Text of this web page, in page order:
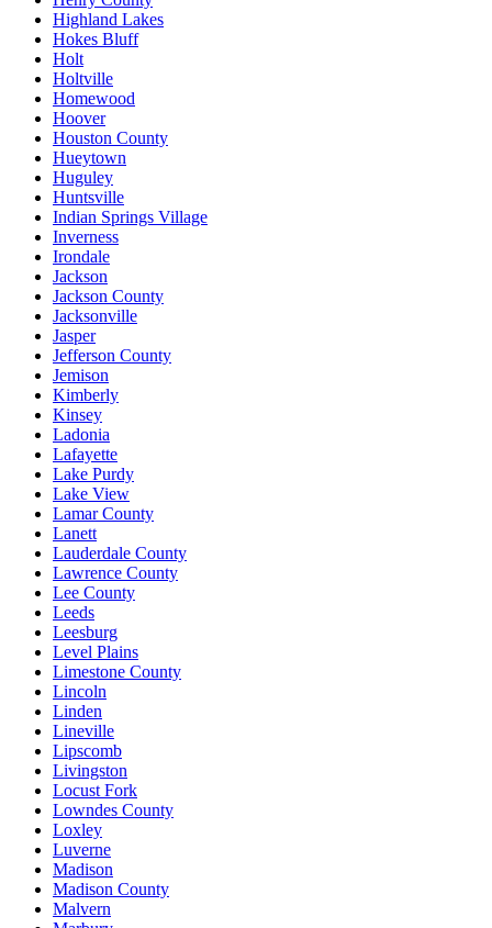
Highland Lakes
Hokes Bluff
Holt
Holtville
Homewood
Hoover
Houston County
Hueytown
Huguley
Huntsville
Indian Springs Village
Inverness
Irondale
Jackson
Jackson County
Jacksonville
Jasper
Jefferson County
Jemison
Kimberly
Kinsey
Ladonia
Lafayette
Lake Purdy
Lake View
Lamar County
Lanett
Lauderdale County
Lawrence County
Lee County
Leeds
Leesburg
Level Plains
Limestone County
Lincoln
Linden
Lineville
Lipscomb
Livingston
Locust Fork
Lowndes County
Loxley
Luverne
Madison
Madison County
Malvern